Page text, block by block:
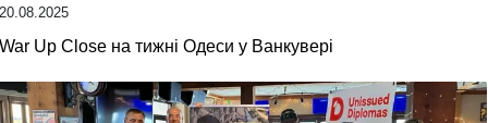
20.08.2025
War Up Close на тижні Одеси у Ванкувері